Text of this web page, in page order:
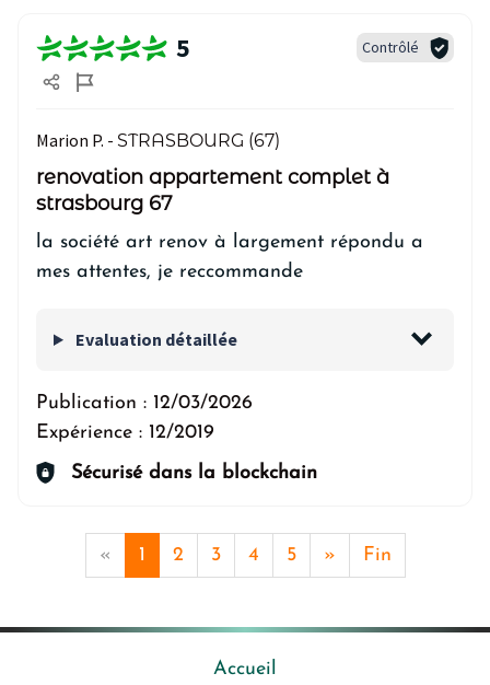
5 Contrôlé
Marion P. - STRASBOURG (67)
renovation appartement complet à
strasbourg 67
la société art renov à largement répondu a
mes attentes, je reccommande
Evaluation détaillée
Publication : 12/03/2026
Expérience : 12/2019
Sécurisé dans la blockchain
« 1 2 3 4 5 » Fin
Accueil